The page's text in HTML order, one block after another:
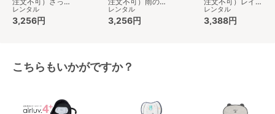
洗えるサラッとマ
ット ベビーカー
レンタル
3,256円
に色が変わるマル
チレインカバー
レンタル
3,256円
カバー タイプ1 ベ
ビーカー小物 ア
レンタル
3,388円
こちらもいかがですか？